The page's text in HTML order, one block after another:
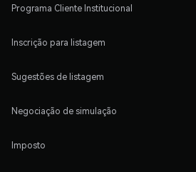
Programa Cliente Institucional
Inscrição para listagem
Sugestões de listagem
Negociação de simulação
Imposto